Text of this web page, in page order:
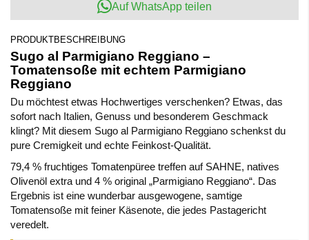
Auf WhatsApp teilen
PRODUKTBESCHREIBUNG
Sugo al Parmigiano Reggiano –
Tomatensoße mit echtem Parmigiano
Reggiano
Du möchtest etwas Hochwertiges verschenken? Etwas, das
sofort nach Italien, Genuss und besonderem Geschmack
klingt? Mit diesem Sugo al Parmigiano Reggiano schenkst du
pure Cremigkeit und echte Feinkost-Qualität.
79,4 % fruchtiges Tomatenpüree treffen auf SAHNE, natives
Olivenöl extra und 4 % original „Parmigiano Reggiano“. Das
Ergebnis ist eine wunderbar ausgewogene, samtige
Tomatensoße mit feiner Käsenote, die jedes Pastagericht
veredelt.